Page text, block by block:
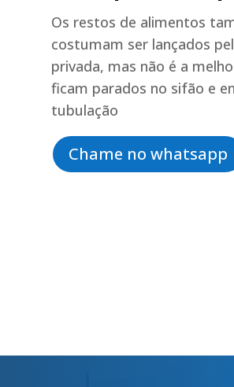
Os restos de alimentos
costumam ser lançados
privada, mas não é a
ficam parados no sifão e
tubulação
Chame no whatsapp